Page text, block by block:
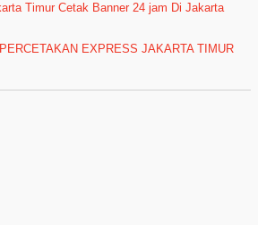
Timur Cetak Banner 24 jam Di Jakarta
EXPRESS JAKARTA TIMUR